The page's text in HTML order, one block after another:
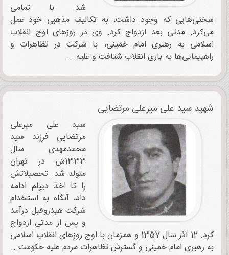
شد. با تمامی
سختی‌هایی که وجود داشت، به تکالیف مذهبی خود عمل
می‌کرد. مدتی بعد ازدواج کرد. وی در روزهای اوج انقلاب
اسلامی به رهبری امام خمینی، با شرکت در تظاهرات و
راهپیمایی‌ها به یاری انقلاب شتافت و علیه ...
شهید سید علی میرعلی مرتضایی
سید علی میرعلی
مرتضایی فرزند سید
محمدمهدی سال
1333ش در تهران
متولد شد. تحصیلاتش
را تا اخذ دیپلم ادامه
داد، آنگاه به استخدام
شرکت هیدروفیل درآمد
و پس از مدتی ازدواج
کرد. 12 آذر سال 1357 و همزمان با اوج روزهای انقلاب اسلامی
به رهبری امام خمینی و گسترش تظاهرات مردم علیه حکومت...